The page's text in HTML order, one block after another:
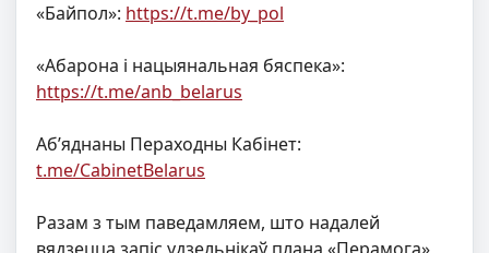
«Байпол»: https://t.me/by_pol
«Абарона і нацыянальная бяспека»:
https://t.me/anb_belarus
Аб’яднаны Пераходны Кабінет:
t.me/CabinetBelarus
Разам з тым паведамляем, што надалей